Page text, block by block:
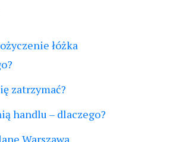
łóżka
zatrzymać?
handlu – dlaczego?
Warszawa